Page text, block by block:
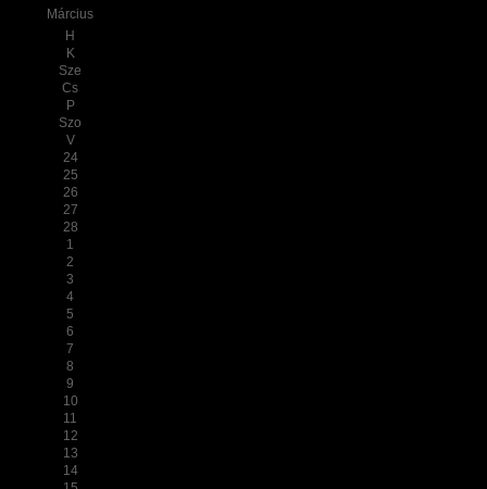
Március
H
K
Sze
Cs
P
Szo
V
24
25
26
27
28
1
2
3
4
5
6
7
8
9
10
11
12
13
14